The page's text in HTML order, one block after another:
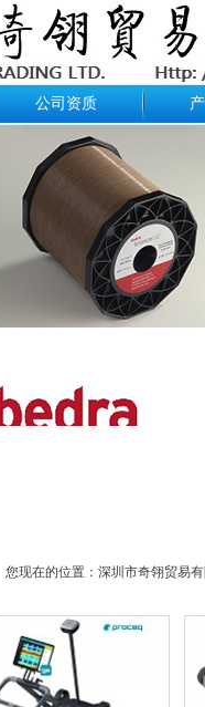
公司资质
您现在的位置：深圳市奇翎贸易